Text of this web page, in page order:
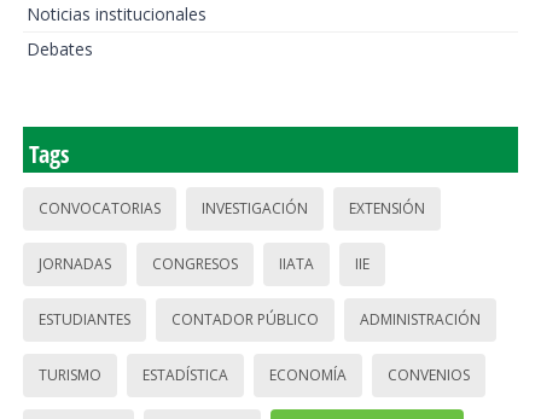
Noticias institucionales
Debates
Tags
CONVOCATORIAS INVESTIGACIÓN EXTENSIÓN
JORNADAS CONGRESOS IIATA IIE
ESTUDIANTES CONTADOR PÚBLICO ADMINISTRACIÓN
TURISMO ESTADÍSTICA ECONOMÍA CONVENIOS